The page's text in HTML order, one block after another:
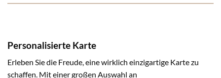
Personalisierte Karte
Erleben Sie die Freude, eine wirklich einzigartige Karte zu
schaffen. Mit einer großen Auswahl an